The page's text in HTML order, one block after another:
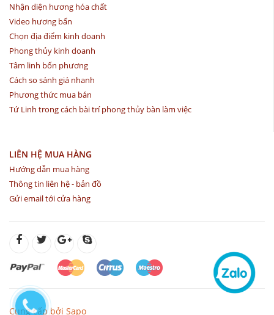
Nhận diện hương hóa chất
Video hương bẩn
Chọn địa điểm kinh doanh
Phong thủy kinh doanh
Tâm linh bốn phương
Cách so sánh giá nhanh
Phương thức mua bán
Tứ Linh trong cách bài trí phong thủy bàn làm việc
LIÊN HỆ MUA HÀNG
Hướng dẫn mua hàng
Thông tin liên hệ - bản đồ
Gửi email tới cửa hàng
Cung cấp bởi Sapo